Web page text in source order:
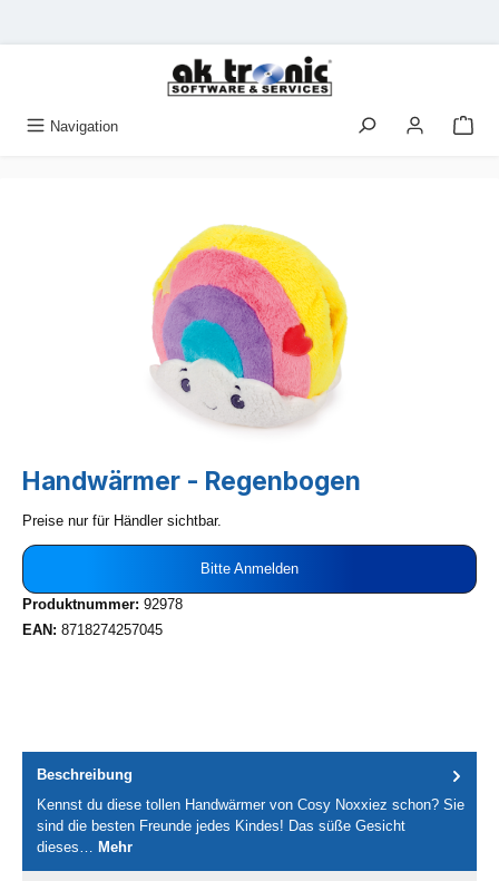
Navigation
Handwärmer - Regenbogen
Preise nur für Händler sichtbar.
Bitte Anmelden
Produktnummer: 92978
EAN: 8718274257045
Beschreibung
Kennst du diese tollen Handwärmer von Cosy Noxxiez schon? Sie
sind die besten Freunde jedes Kindes! Das süße Gesicht
dieses…
Mehr